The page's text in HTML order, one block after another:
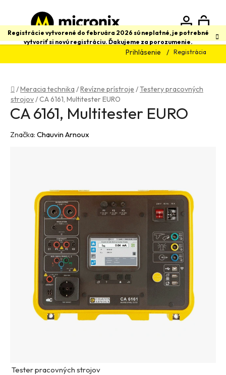
obsah
Registrácie vytvorené do februára 2026 sú neplatné, je potrebné
vytvoriť si novú registráciu. Ďakujeme za porozumenie.
Prihlásenie Registrácia
Hľadať
Domov
/Meracia technika /Revízne prístroje /Testery pracovných
strojov/CA 6161, Multitester EURO
Tester pracovných strojov
CA 6161, Multitester EURO
Značka: Chauvin Arnoux